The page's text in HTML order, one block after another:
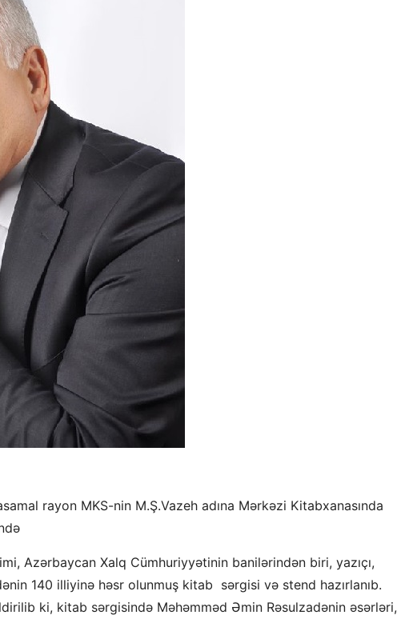
rayon MKS-nin M.Ş.Vazeh adına Mərkəzi Kitabxanasında
Azərbaycan Xalq Cümhuriyyətinin banilərindən biri, yazıçı,
140 illiyinə həsr olunmuş kitab sərgisi və stend hazırlanıb.
ki, kitab sərgisində Məhəmməd Əmin Rəsulzadənin əsərləri,